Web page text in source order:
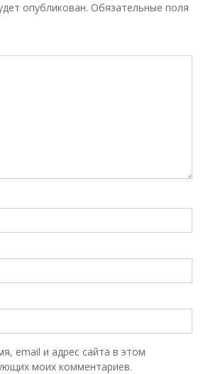
опубликован. Обязательные поля
email и адрес сайта в этом
моих комментариев.